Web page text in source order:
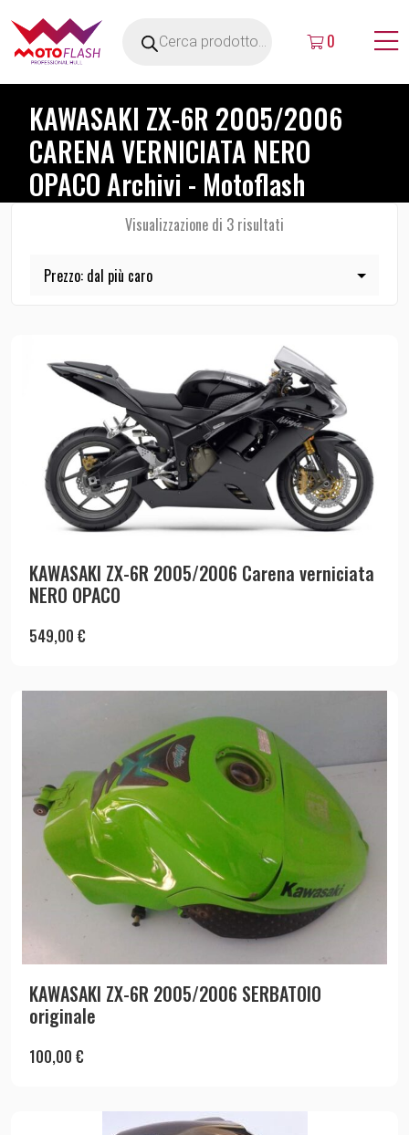
0
KAWASAKI ZX-6R 2005/2006
CARENA VERNICIATA NERO
OPACO Archivi - Motoflash
Visualizzazione di 3 risultati
KAWASAKI ZX-6R 2005/2006 Carena verniciata
NERO OPACO
549,00 €
KAWASAKI ZX-6R 2005/2006 SERBATOIO
originale
100,00 €